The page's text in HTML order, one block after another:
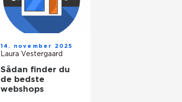
14. november 2025
Laura Vestergaard
Sådan finder du
de bedste
webshops